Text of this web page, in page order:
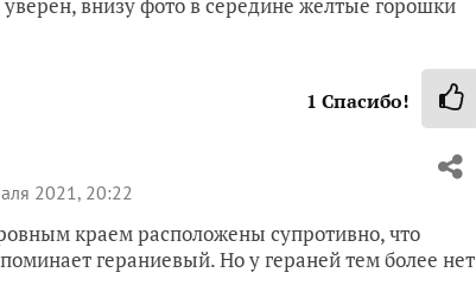
внизу фото в середине жёлтые горошки
1 Спасибо!
2021, 20:22
краем расположены супротивно, что
гераниевый. Но у гераней тем более нет